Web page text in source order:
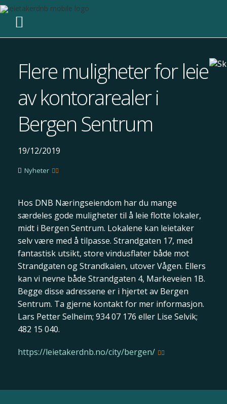
Flere muligheter for leie
av kontorarealer i
Bergen Sentrum
19/12/2019
Nyheter
Hos DNB Næringseiendom har du mange
særdeles gode muligheter til å leie flotte lokaler,
midt i Bergen Sentrum. Lokalene kan leietaker
selv være med å tilpasse. Strandgaten 17, med
fantastisk utsikt, store vindusflater både mot
Strandgaten og Strandkaien, utover Vågen. Ellers
kan vi nevne både Strandgaten 4, Markeveien 1B.
Begge disse adressene er i hjertet av Bergen
Sentrum. Ta gjerne kontakt for mer informasjon.
Lars Petter Selheim; 934 07 176 eller Lise Selvik;
482 15 040.
https://leietakerdnb.no/city/bergen/